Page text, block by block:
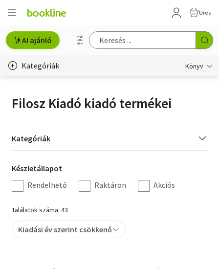
Üres
AI ajánló
Kategóriák Könyv
Erotika
Hobbi, szabadidő
Irodalom
Művészet
Szakkönyv
Szótár, nyelvkönyv
Filosz Kiadó kiadó termékei
Kategória
szűrés
Kategóriák
Készletállapot
szűrés
Készletállapot
Rendelhető
Raktáron Akciós
Találatok száma: 43
Kiadási év szerint csökkenő